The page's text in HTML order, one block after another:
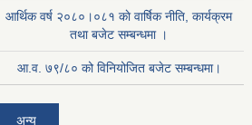
आर्थिक वर्ष २०८०।०८१ काे वार्षिक नीति, कार्यक्रम
तथा बजेट सम्बन्धमा ।
आ.व. ७९/८० को विनियोजित बजेट सम्बन्धमा।
अन्य